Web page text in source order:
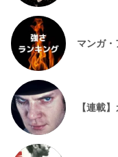
マンガ
【連載